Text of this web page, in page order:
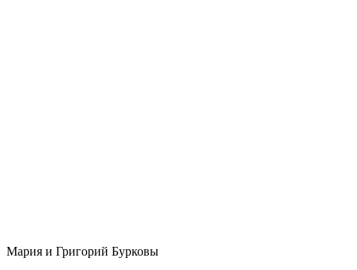
Мария и Григорий Бурковы